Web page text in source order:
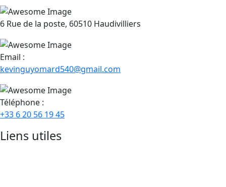
6 Rue de la poste, 60510 Haudivilliers
Email :
kevinguyomard540@gmail.com
Téléphone :
+33 6 20 56 19 45
Liens utiles